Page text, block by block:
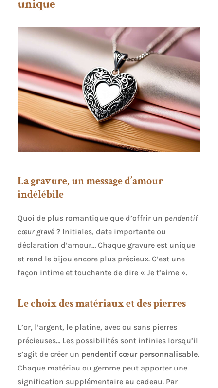
vous faire plaisir ou pour offrir à une maman, une
anniversaire, la fête des mères, la Saint-Valentin,
Noël, une remise de diplôme ou toute autre
occasion spéciale Présentation soignée. Kritz
Paris livre chaque collier dans un élégant écrin à
bijoux réutilisable, idéal pour offrir ou conserver
votre collection. Une attention supplémentaire
qui sublime votre cadeau dès son ouverture
unique
La gravure, un message d’amour
indélébile
Quoi de plus romantique que d’offrir un pendentif
cœur gravé? Initiales, date importante ou
déclaration d’amour… Chaque gravure est unique
et rend le bijou encore plus précieux. C’est une
façon intime et touchante de dire « Je t’aime ».
Le choix des matériaux et des pierres
L’or, l’argent, le platine, avec ou sans pierres
précieuses… Les possibilités sont infinies lorsqu’il
s’agit de créer un pendentif cœur personnalisable.
Chaque matériau ou gemme peut apporter une
signification supplémentaire au cadeau. Par